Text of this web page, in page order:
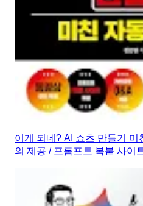
이게 되네? AI 쇼츠 만들기
의 제공 / 프롬프트 복붙 사이